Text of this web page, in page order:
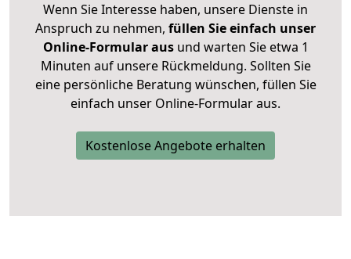
Wenn Sie Interesse haben, unsere Dienste in
Anspruch zu nehmen, füllen Sie einfach unser
Online-Formular ausund warten Sie etwa 1
Minuten auf unsere Rückmeldung. Sollten Sie
eine persönliche Beratung wünschen, füllen Sie
einfach unser Online-Formular aus.
Kostenlose Angebote erhalten